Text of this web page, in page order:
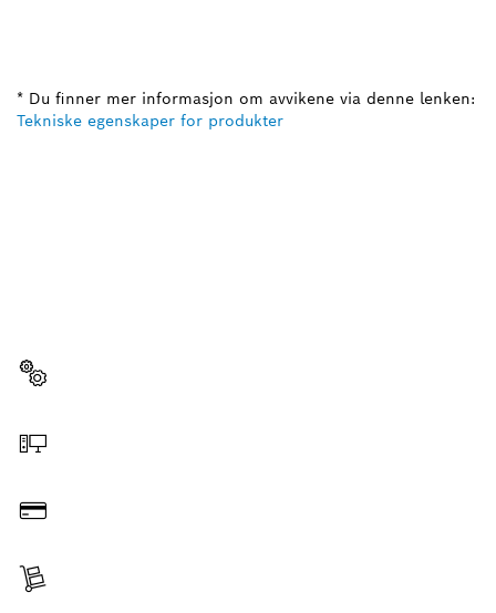
* Du finner mer informasjon om avvikene via denne lenken:
Tekniske egenskaper for produkter